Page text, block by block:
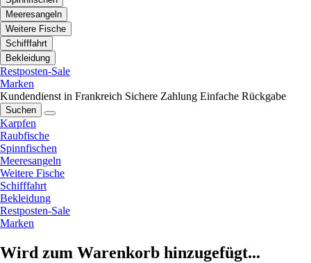
Meeresangeln
Weitere Fische
Schifffahrt
Bekleidung
Restposten-Sale
Marken
Kundendienst in Frankreich Sichere Zahlung Einfache Rückgabe
Suchen
Karpfen
Raubfische
Spinnfischen
Meeresangeln
Weitere Fische
Schifffahrt
Bekleidung
Restposten-Sale
Marken
Wird zum Warenkorb hinzugefügt...